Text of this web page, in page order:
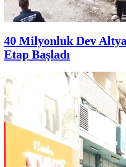
40 Milyonluk Dev
Etap Başladı